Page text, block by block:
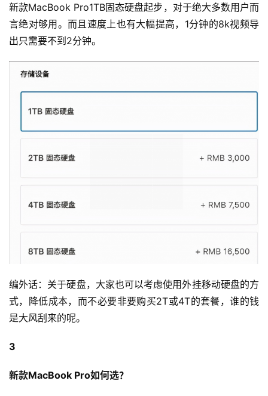
新款MacBook Pro1TB固态硬盘起步，对于绝大多数用户而
言绝对够用。而且速度上也有大幅提高，1分钟的8k视频导
出只需要不到2分钟。
编外话：关于硬盘，大家也可以考虑使用外挂移动硬盘的方
式，降低成本，而不必要非要购买2T或4T的套餐，谁的钱
是大风刮来的呢。
3
新款MacBook Pro如何选？